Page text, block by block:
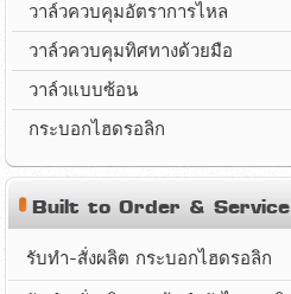
วาล์วควบคุมอัตราการไหล
วาล์วควบคุมทิศทางด้วยมือ
วาล์วแบบซ้อน
กระบอกไฮดรอลิก
Built to Order & Service
รับทำ-สั่งผลิต กระบอกไฮดรอลิก